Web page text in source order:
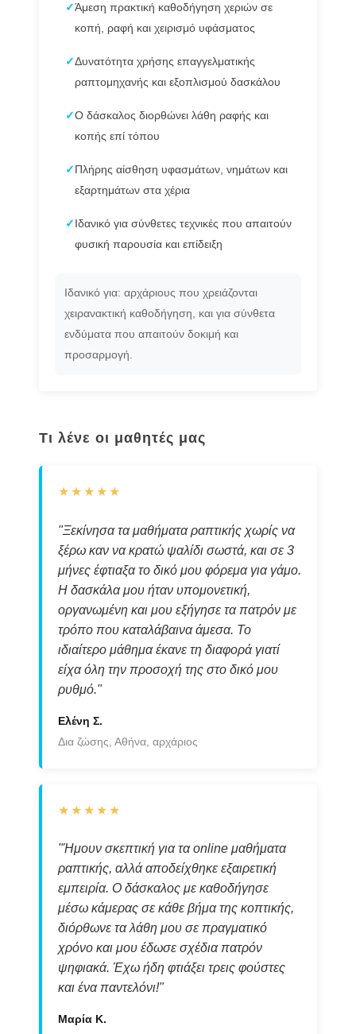
✓Άμεση πρακτική καθοδήγηση χεριών σε
κοπή, ραφή και χειρισμό υφάσματος
✓Δυνατότητα χρήσης επαγγελματικής
ραπτομηχανής και εξοπλισμού δασκάλου
✓Ο δάσκαλος διορθώνει λάθη ραφής και
κοπής επί τόπου
✓ Πλήρης αίσθηση υφασμάτων, νημάτων και
εξαρτημάτων στα χέρια
✓ Ιδανικό για σύνθετες τεχνικές που απαιτούν
φυσική παρουσία και επίδειξη
Ιδανικό για: αρχάριους που χρειάζονται
χειρανακτική καθοδήγηση, και για σύνθετα
ενδύματα που απαιτούν δοκιμή και
προσαρμογή.
Τι λένε οι μαθητές μας
★★★★★
"Ξεκίνησα τα μαθήματα ραπτικής χωρίς να
ξέρω καν να κρατώ ψαλίδι σωστά, και σε 3
μήνες έφτιαξα το δικό μου φόρεμα για γάμο.
Η δασκάλα μου ήταν υπομονετική,
οργανωμένη και μου εξήγησε τα πατρόν με
τρόπο που καταλάβαινα άμεσα. Το
ιδιαίτερο μάθημα έκανε τη διαφορά γιατί
είχα όλη την προσοχή της στο δικό μου
ρυθμό."
Ελένη Σ.
Δια ζώσης, Αθήνα, αρχάριος
★★★★★
"Ήμουν σκεπτική για τα online μαθήματα
ραπτικής, αλλά αποδείχθηκε εξαιρετική
εμπειρία. Ο δάσκαλος με καθοδήγησε
μέσω κάμερας σε κάθε βήμα της κοπτικής,
διόρθωνε τα λάθη μου σε πραγματικό
χρόνο και μου έδωσε σχέδια πατρόν
ψηφιακά. Έχω ήδη φτιάξει τρεις φούστες
και ένα παντελόνι!"
Μαρία Κ.